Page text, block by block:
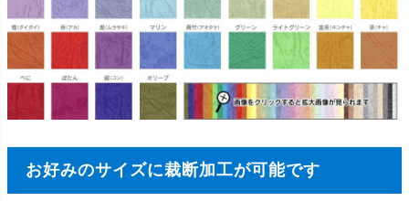
お好みのサイズに裁断加工が可能です